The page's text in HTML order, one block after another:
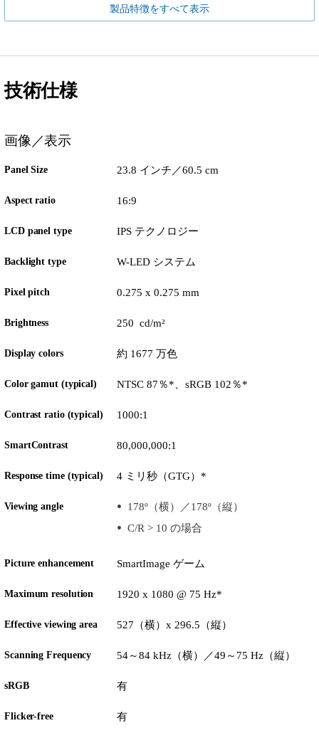
製品特徴をすべて表示
技術仕様
画像／表示
Panel Size 23.8 インチ／60.5 cm
Aspect ratio 16:9
LCD panel type IPS テクノロジー
Backlight type W-LED システム
Pixel pitch 0.275 x 0.275 mm
Brightness 250 cd/m²
Display colors 約 1677 万色
Color gamut (typical) NTSC 87％*、sRGB 102％*
Contrast ratio (typical) 1000:1
SmartContrast 80,000,000:1
Response time (typical) 4 ミリ秒（GTG）*
Viewing angle
178º（横）／178º（縦）
C/R > 10 の場合
Picture enhancement SmartImage ゲーム
Maximum resolution 1920 x 1080 @ 75 Hz*
Effective viewing area 527（横）x 296.5（縦）
Scanning Frequency 54～84 kHz（横）／49～75 Hz（縦）
sRGB 有
Flicker-free 有